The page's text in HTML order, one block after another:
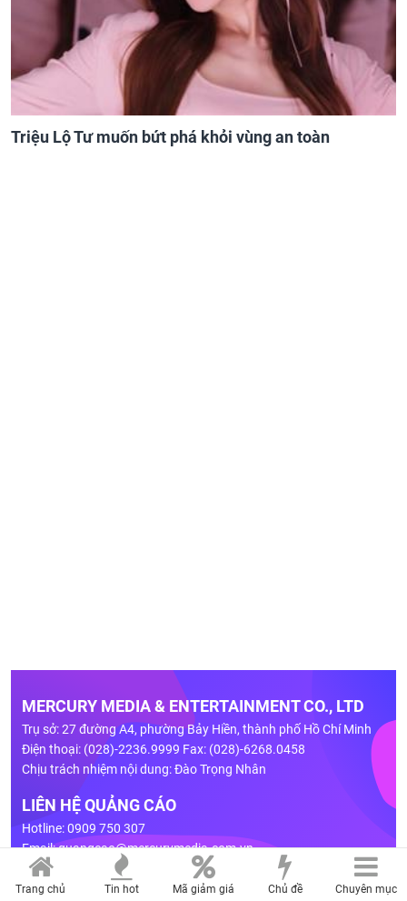
Triệu Lộ Tư muốn bứt phá khỏi vùng an toàn
MERCURY MEDIA & ENTERTAINMENT CO., LTD
Trụ sở: 27 đường A4, phường Bảy Hiền, thành phố Hồ Chí Minh
Điện thoại: (028)-2236.9999 Fax: (028)-6268.0458
Chịu trách nhiệm nội dung: Đào Trọng Nhân
LIÊN HỆ QUẢNG CÁO
Hotline: 0909 750 307
Email:quangcao@mercurymedia.com.vn
BẢNG GIÁ
Trang chủ
Tin hot Mã giảm giá Chủ đề Chuyên mục